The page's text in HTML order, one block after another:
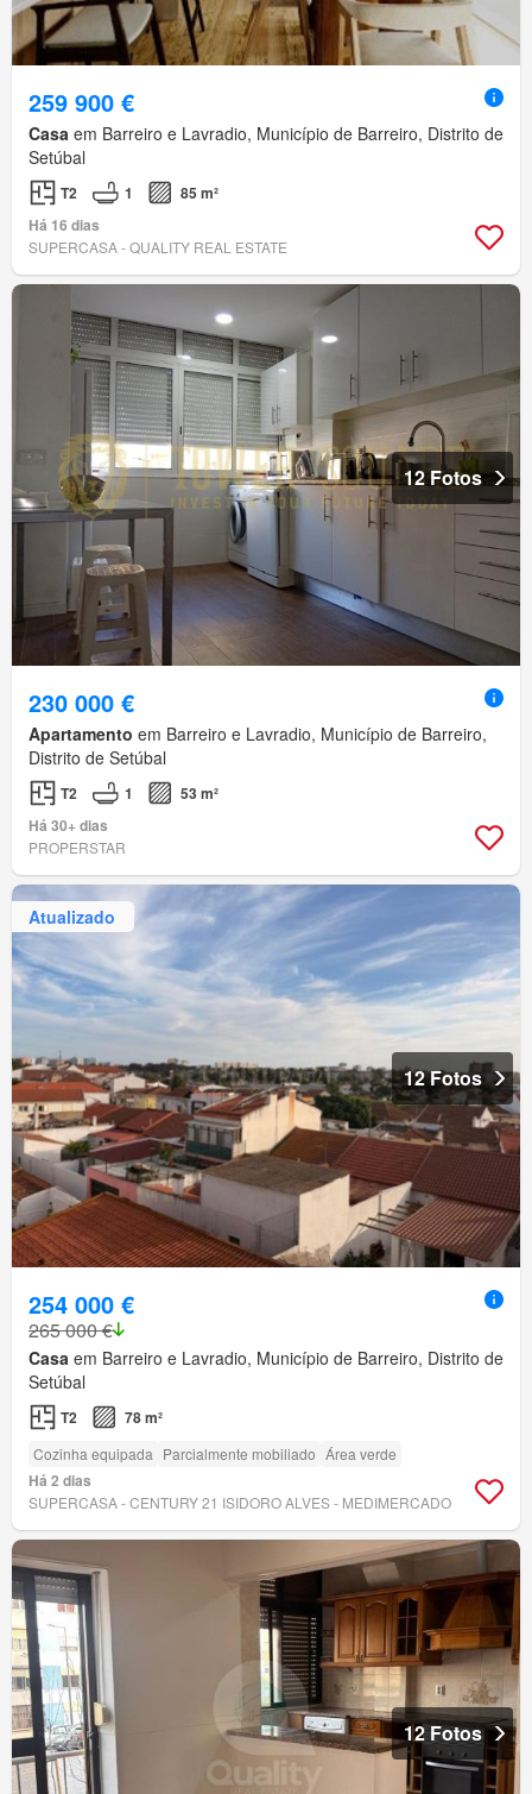
259 900 €
Casa em Barreiro e Lavradio, Município de Barreiro, Distrito de
Setúbal
T2 1
85 m²
Há 16 dias
SUPERCASA - QUALITY REAL ESTATE
12 Fotos
230 000 €
Apartamento em Barreiro e Lavradio, Município de Barreiro,
Distrito de Setúbal
T2 1
53 m²
Há 30+ dias
PROPERSTAR
Atualizado
12 Fotos
254 000 €
265 000 €
Casa em Barreiro e Lavradio, Município de Barreiro, Distrito de
Setúbal
T2 78 m²
Cozinha equipada Parcialmente mobiliado Área verde
Há 2 dias
SUPERCASA - CENTURY 21 ISIDORO ALVES - MEDIMERCADO
12 Fotos